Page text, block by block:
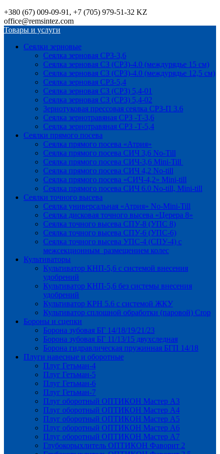
+380 (67) 009-09-91, +7 (705) 979-51-32 KZ
office@remsintez.com
Товары и услуги
Сеялки зерновые
Сеялка зерновая СРЗ-3,6
Сеялка зерновая СЗ (СРЗ)-4.0 (междурядье 15 см)
Сеялка зерновая СЗ (СРЗ)-4.0 (междурядье 12,5 см)
Сеялка зерновая СРЗ-5,4
Сеялка зерновая СЗ (СРЗ) 5,4-01
Сеялка зерновая СЗ (СРЗ) 5,4-02
Зернотуковая прессовая сеялка СРЗ-П 3.6
Сеялка зернотравяная СРЗ -Т-3,6
Сеялка зернотравяная СРЗ -Т-5,4
Сеялки прямого посева
Сеялка прямого посева «Атрия»
Сеялка прямого посева СИЧ 3,6 No-Till
Сеялка прямого посева СИЧ-3,6 Mini-Till
Сеялка прямого посева СИЧ 4,2 No-till
Сеялка прямого посева «СИЧ-4,2» Mini-till
Сеялка прямого посева СИЧ 6.0 No-till, Mini-till
Сеялки точного высева
Сеялка универсальная «Атрия» No-Mini-Till
Сеялка дисковая точного высева «Церера 8»
Сеялка точного высева СПУ-8 (УПС 8)
Сеялка точного высева СПУ-6 (УПС-6)
Сеялка точного высева УПС-4 (СПУ-4) с
межсекционным размещением колес
Культиваторы
Культиватор КНП-5,6 с системой внесения
удобрений
Культиватор КНП-5,6 без системы внесения
удобрений
Культиватор КРН 5.6 с системой ЖКУ
Культиватор сплошной обработки (паровой) Crop
Бороны и сцепки
Борона зубовая БГ 14/18/19/21/23
Борона зубовая БГ 11/13/15 двухследная
Борона гидравлическая пружинная БГП 14/18
Плуги навесные и оборотные
Плуг Гетьман-4
Плуг Гетьман-5
Плуг Гетьман-6
Плуг Гетьман-7
Плуг оборотный ОПТИКОН Мастер А3
Плуг оборотный ОПТИКОН Мастер А4
Плуг оборотный ОПТИКОН Мастер А5
Плуг оборотный ОПТИКОН Мастер А6
Плуг оборотный ОПТИКОН Мастер А7
Глубокорыхлитель ОПТИКОН Фаворит 2